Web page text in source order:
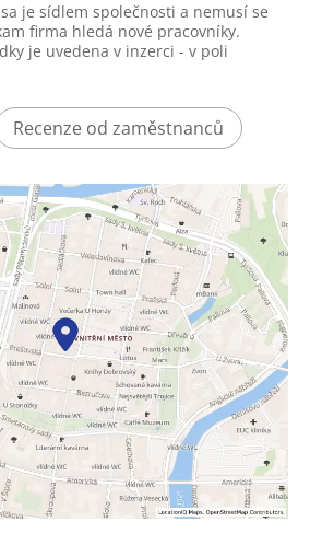
je sídlem společnosti a nemusí se
firma hledá nové pracovníky.
je uvedena v inzerci - v poli
Recenze od zaměstnanců